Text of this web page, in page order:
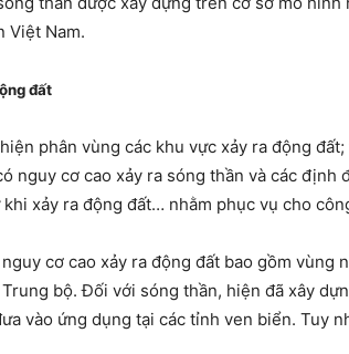
Việt Nam.
đất
phân vùng các khu vực xảy ra động
nguy cơ cao xảy ra sóng thần và các
xảy ra động đất… nhằm phục vụ cho
cơ cao xảy ra động đất bao gồm vùng
bộ. Đối với sóng thần, hiện đã xây
vào ứng dụng tại các tỉnh ven biển. Tuy